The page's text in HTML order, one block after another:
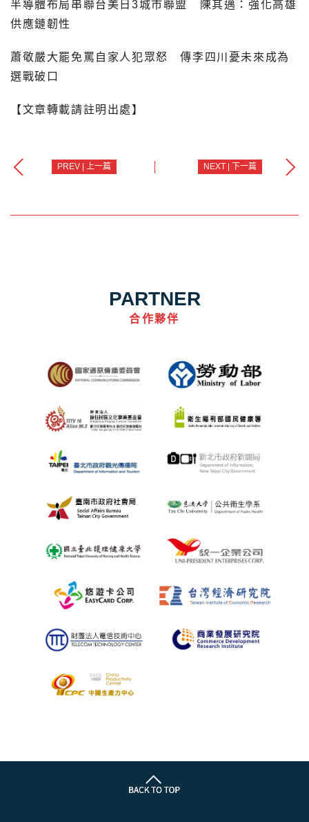
半導體布局串聯台美日3城市聯盟 陳其邁：強化高雄
供應鏈韌性
蕭敬嚴大罷免罵自家人犯眾怒 傳李四川憂未來成為
選戰破口
【文章轉載請註明出處】
PREV | 上一篇 NEXT | 下一篇
PARTNER
合作夥伴